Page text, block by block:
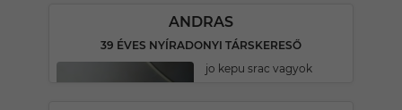
ANDRAS
39 ÉVES NYÍRADONYI TÁRSKERESŐ
jo kepu srac vagyok